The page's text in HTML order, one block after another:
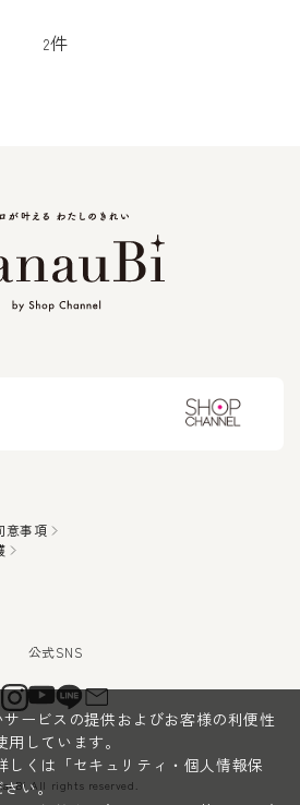
2件
意事項
All rights reserved.
ービスの提供およびお客様の利便性
しています。
しくは 「セキュリティ・個人情報保
さい。